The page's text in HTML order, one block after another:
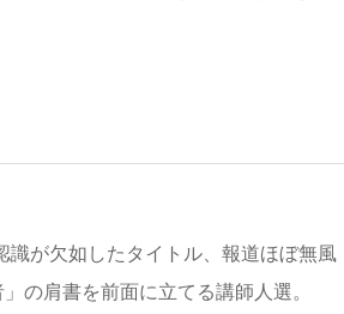
識が欠如したタイトル、報道ほぼ無風
の肩書を前面に立てる講師人選。